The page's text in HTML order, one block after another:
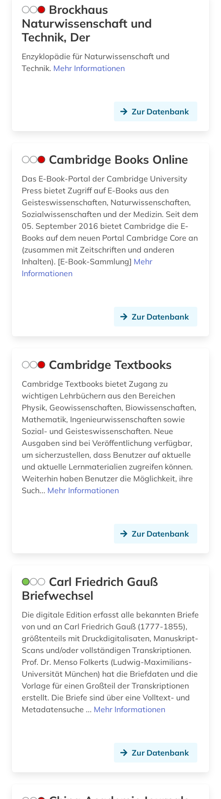
techniker (1)
theater (1)
umwelt (2)
unterricht (2)
unveröffentlichtes werk (1)
verhaltenswissenschaften (1)
versuchsplanung (1)
verzeichnis (1)
videos (1)
volltext (2)
wahrscheinlichkeitstheorie (1)
walter de gruyter (1)
wirtschaftswissenschaften (6)
wissenschaft (1)
wissenschaftler (1)
wissenschaftliche zeitschrift (3)
wissenschaftliches arbeiten (1)
wörterbuch <fachlexikon> (1)
zeitreihen (1)
zeitschrift (9)
zeitschriftenaufsatz (15)
zitierindex (1)
öffentliche forschung (1)
ökologie (1)
Brockhaus
Naturwissenschaft und
Technik, Der
Enzyklopädie für Naturwissenschaft und
Technik. Mehr Informationen
Zur Datenbank
Cambridge Books Online
Das E-Book-Portal der Cambridge University
Press bietet Zugriff auf E-Books aus den
Geisteswissenschaften, Naturwissenschaften,
Sozialwissenschaften und der Medizin. Seit dem
05. September 2016 bietet Cambridge die E-
Books auf dem neuen Portal Cambridge Core an
(zusammen mit Zeitschriften und anderen
Inhalten). [E-Book-Sammlung] Mehr
Informationen
Zur Datenbank
Cambridge Textbooks
Cambridge Textbooks bietet Zugang zu
wichtigen Lehrbüchern aus den Bereichen
Physik, Geowissenschaften, Biowissenschaften,
Mathematik, Ingenieurwissenschaften sowie
Sozial- und Geisteswissenschaften. Neue
Ausgaben sind bei Veröffentlichung verfügbar,
um sicherzustellen, dass Benutzer auf aktuelle
und aktuelle Lernmaterialien zugreifen können.
Weiterhin haben Benutzer die Möglichkeit, ihre
Such... Mehr Informationen
Zur Datenbank
Carl Friedrich Gauß
Briefwechsel
Die digitale Edition erfasst alle bekannten Briefe
von und an Carl Friedrich Gauß (1777-1855),
größtenteils mit Druckdigitalisaten, Manuskript-
Scans und/oder vollständigen Transkriptionen.
Prof. Dr. Menso Folkerts (Ludwig-Maximilians-
Universität München) hat die Briefdaten und die
Vorlage für einen Großteil der Transkriptionen
erstellt. Die Briefe sind über eine Volltext- und
Metadatensuche ... Mehr Informationen
Zur Datenbank